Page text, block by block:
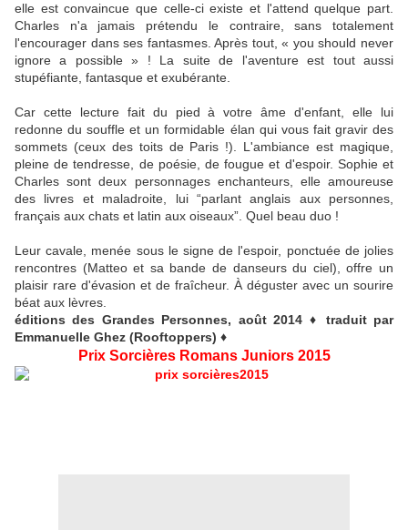
elle est convaincue que celle-ci existe et l'attend quelque part.
Charles n'a jamais prétendu le contraire, sans totalement
l'encourager dans ses fantasmes. Après tout, « you should never
ignore a possible » ! La suite de l'aventure est tout aussi
stupéfiante, fantasque et exubérante.
Car cette lecture fait du pied à votre âme d'enfant, elle lui
redonne du souffle et un formidable élan qui vous fait gravir des
sommets (ceux des toits de Paris !). L'ambiance est magique,
pleine de tendresse, de poésie, de fougue et d'espoir. Sophie et
Charles sont deux personnages enchanteurs, elle amoureuse
des livres et maladroite, lui “parlant anglais aux personnes,
français aux chats et latin aux oiseaux”. Quel beau duo !
Leur cavale, menée sous le signe de l'espoir, ponctuée de jolies
rencontres (Matteo et sa bande de danseurs du ciel), offre un
plaisir rare d'évasion et de fraîcheur. À déguster avec un sourire
béat aux lèvres.
éditions des Grandes Personnes, août 2014 ♦ traduit par
Emmanuelle Ghez (Rooftoppers) ♦
Prix Sorcières Romans Juniors 2015